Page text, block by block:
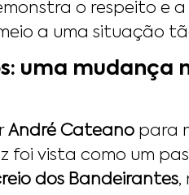
o respeito e
a uma situação
uma mudança
André Cateano para
foi vista como um
dos Bandeirantes,